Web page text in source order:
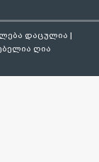
დაცულია |
ღია